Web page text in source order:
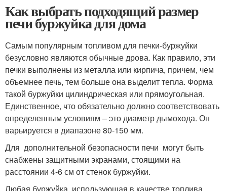
Как выбрать подходящий размер
печи буржуйка для дома
Самым популярным топливом для печки-буржуйки
безусловно являются обычные дрова. Как правило, эти
печки выполнены из металла или кирпича, причем, чем
объемнее печь, тем больше она выделит тепла. Форма
такой буржуйки цилиндрическая или прямоугольная.
Единственное, что обязательно должно соответствовать
определенным условиям – это диаметр дымохода. Он
варьируется в диапазоне 80-150 мм.
Для дополнительной безопасности печи могут быть
снабжены защитными экранами, стоящими на
расстоянии 4-6 см от стенок буржуйки.